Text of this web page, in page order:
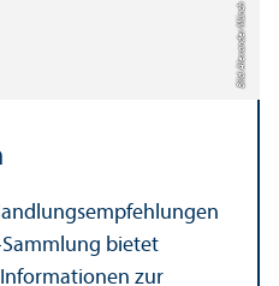
Bild: Alexander Münch
bietet
zur